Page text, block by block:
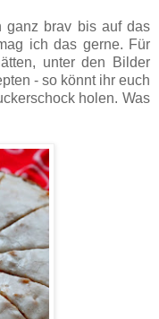
ganz brav bis auf das
ich das gerne. Für
unter den Bilder
- so könnt ihr euch
holen. Was